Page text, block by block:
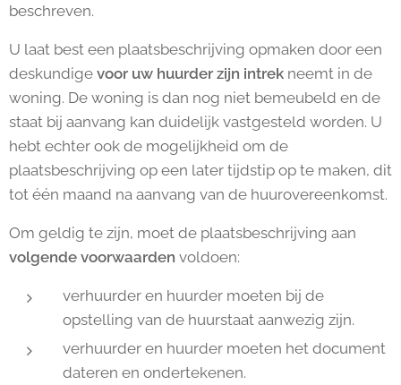
beschreven.
U laat best een plaatsbeschrijving opmaken door een
deskundige voor uw huurder zijn intrek neemt in de
woning. De woning is dan nog niet bemeubeld en de
staat bij aanvang kan duidelijk vastgesteld worden. U
hebt echter ook de mogelijkheid om de
plaatsbeschrijving op een later tijdstip op te maken, dit
tot één maand na aanvang van de huurovereenkomst.
Om geldig te zijn, moet de plaatsbeschrijving aan
volgende voorwaarden voldoen:
verhuurder en huurder moeten bij de
opstelling van de huurstaat aanwezig zijn.
verhuurder en huurder moeten het document
dateren en ondertekenen.